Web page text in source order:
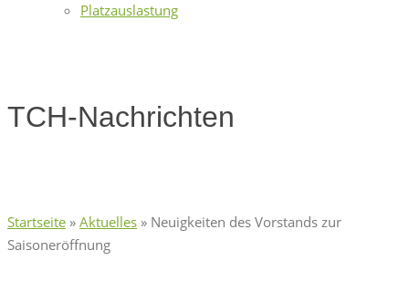
Platzauslastung
TCH-Nachrichten
Startseite » Aktuelles » Neuigkeiten des Vorstands zur
Saisoneröffnung